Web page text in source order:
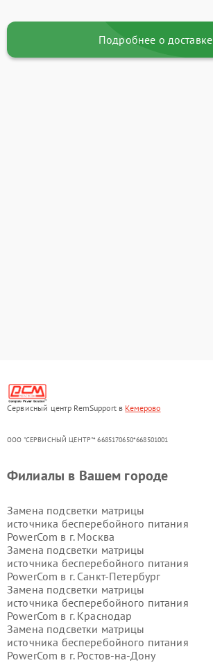
Подробнее о доставке
Сервисный центр RemSupport в Кемерово
ООО "СЕРВИСНЫЙ ЦЕНТР"* 6685170650*668501001
Филиалы в Вашем городе
Замена подсветки матрицы
источника бесперебойного питания
PowerCom в г. Москва
Замена подсветки матрицы
источника бесперебойного питания
PowerCom в г. Санкт-Петербург
Замена подсветки матрицы
источника бесперебойного питания
PowerCom в г. Краснодар
Замена подсветки матрицы
источника бесперебойного питания
PowerCom в г. Ростов-на-Дону